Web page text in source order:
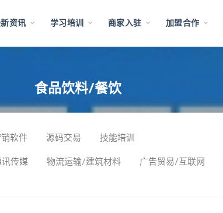
资讯 学习培训 商家入驻 加盟合作
食品饮料/餐饮
销软件 源码交易 技能培训
传媒 物流运输/建筑材料 广告贸易/互联网